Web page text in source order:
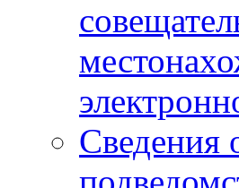
Сведения